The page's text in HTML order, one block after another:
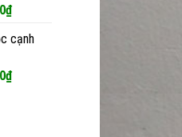
₫Giá
tại
180.000₫.
cạnh
₫Giá